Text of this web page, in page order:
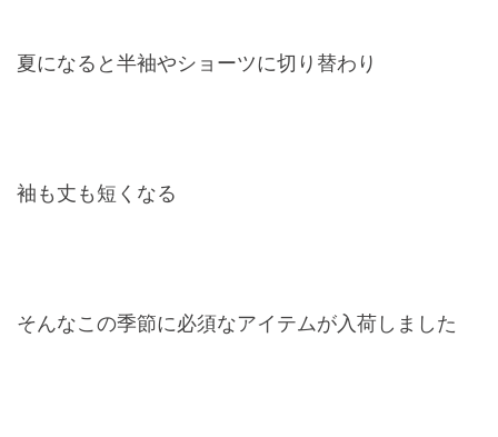
夏になると半袖やショーツに切り替わり
袖も丈も短くなる
そんなこの季節に必須なアイテムが入荷しました